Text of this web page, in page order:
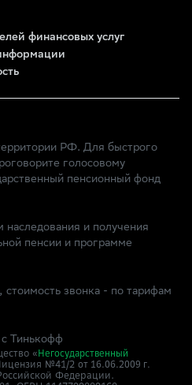
финансовых услуг
РФ. Для быстрого
голосовому
пенсионный фонд
и получения
пенсии и программе
звонка - по тарифам
Тинькофф
« Негосударственный
№41/2 от 16.06.2009 г.
Федерации.